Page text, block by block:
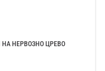
НЕРВОЗНО ЦРЕВО